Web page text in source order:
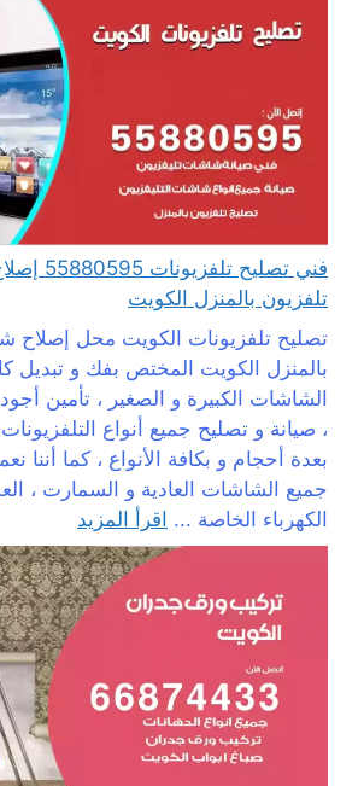
فني تصليح
تلفزيون بالمنزل الكويت
تصليح تلفزيونات الكويت محل إصلاح
بالمنزل الكويت المختص بفك و تبديل
الشاشات الكبيرة و الصغير ، تأمين
، صيانة و تصليح جميع أنواع
بعدة أحجام و بكافة الأنواع ، كما أننا
جميع الشاشات العادية و السمارت ،
الكهرباء الخاصة ... اقرأ المزيد